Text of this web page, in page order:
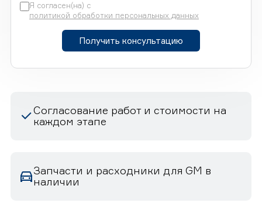
Я согласен(на) с
политикой обработки персональных данных
Получить консультацию
Согласование работ и стоимости на
каждом этапе
Запчасти и расходники для GM в
наличии